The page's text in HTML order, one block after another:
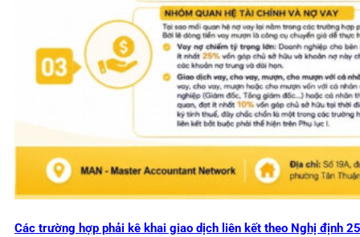
Các trường hợp phải kê khai giao dịch liên kết theo Nghị định